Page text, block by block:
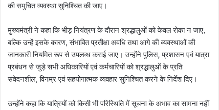
की समुचित व्यवस्था सुनिश्चित की जाए।
मुख्यमंत्री ने कहा कि भीड़ नियंत्रण के दौरान श्रद्धालुओं को केवल रोका न जाए,
बल्कि उन्हें इसके कारण, संभावित प्रतीक्षा अवधि तथा आगे की व्यवस्थाओं की
जानकारी नियमित रूप से उपलब्ध कराई जाए। उन्होंने पुलिस, प्रशासन एवं यात्रा
प्रबंधन से जुड़े सभी अधिकारियों एवं कर्मचारियों को श्रद्धालुओं के प्रति
संवेदनशील, विनम्र एवं सहयोगात्मक व्यवहार सुनिश्चित करने के निर्देश दिए।
उन्होंने कहा कि यात्रियों को किसी भी परिस्थिति में सूचना के अभाव का सामना नहीं